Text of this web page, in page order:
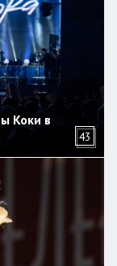
Коки в
43